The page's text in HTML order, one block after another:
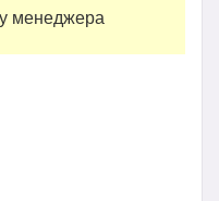
менеджера